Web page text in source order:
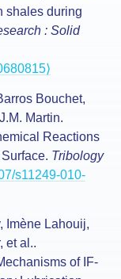
shales during
: Solid
Bouchet,
Martin.
Reactions
Tribology
s11249-010-
Imène Lahouij,
et al..
of IF-